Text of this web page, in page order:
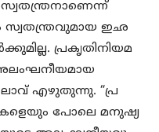
സ്വതന്ത്രവുമായ ഇഛ
പ്രകൃതിനിയമ
എഴുതുന്നു. “പ്ര
പോലെ മനുഷ്യ